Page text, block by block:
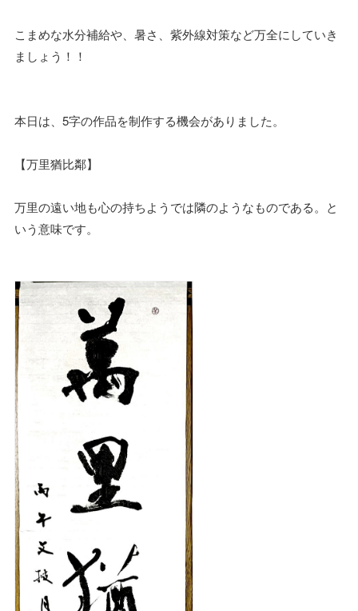
こまめな水分補給や、暑さ、紫外線対策など万全にしていき
ましょう！！
本日は、5字の作品を制作する機会がありました。
【万里猶比鄰】
万里の遠い地も心の持ちようでは隣のようなものである。と
いう意味です。